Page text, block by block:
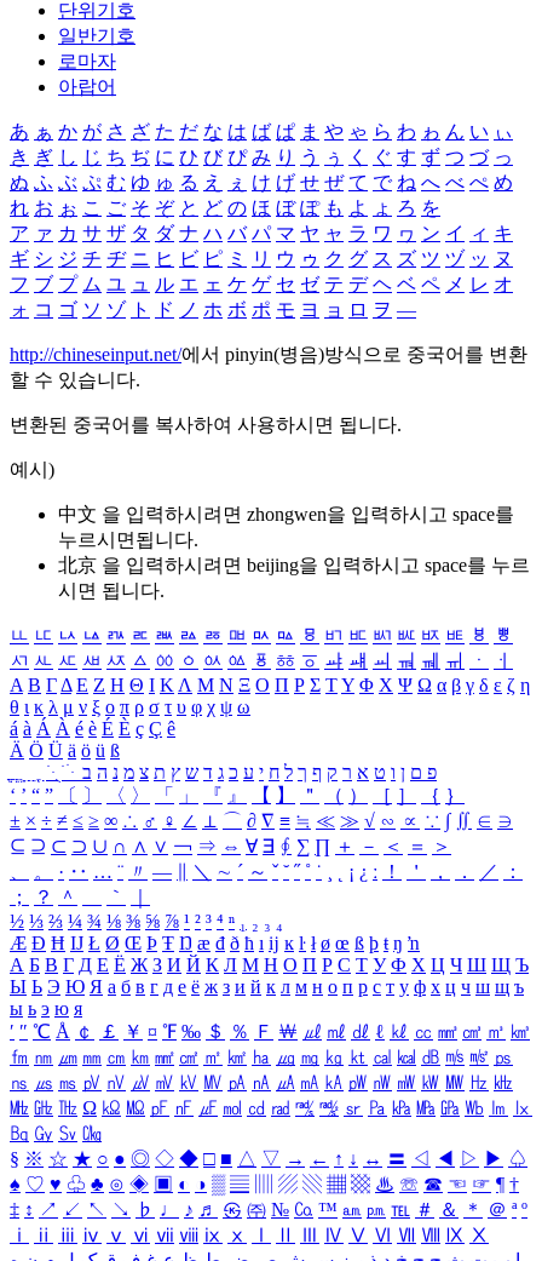
단위기호
일반기호
로마자
아랍어
あ ぁ か が さ ざ た だ な は ば ぱ ま や ゃ ら わ ゎ ん い ぃ
き ぎ し じ ち ぢ に ひ び ぴ み り う ぅ く ぐ す ず つ づ っ
ぬ ふ ぶ ぷ む ゆ ゅ る え ぇ け げ せ ぜ て で ね へ べ ぺ め
れ お ぉ こ ご そ ぞ と ど の ほ ぼ ぽ も よ ょ ろ を
ア ァ カ サ ザ タ ダ ナ ハ バ パ マ ヤ ャ ラ ワ ヮ ン イ ィ キ
ギ シ ジ チ ヂ ニ ヒ ビ ピ ミ リ ウ ゥ ク グ ス ズ ツ ヅ ッ ヌ
フ ブ プ ム ユ ュ ル エ ェ ケ ゲ セ ゼ テ デ ヘ ベ ペ メ レ オ
ォ コ ゴ ソ ゾ ト ド ノ ホ ボ ポ モ ヨ ョ ロ ヲ ―
http://chineseinput.net/에서 pinyin(병음)방식으로 중국어를 변환
할 수 있습니다.
변환된 중국어를 복사하여 사용하시면 됩니다.
예시)
中文 을 입력하시려면 zhongwen을 입력하시고 space를
누르시면됩니다.
北京 을 입력하시려면 beijing을 입력하시고 space를 누르
시면 됩니다.
ㅥ ㅦ ㅧ ㅨ ㅩ ㅪ ㅫ ㅬ ㅭ ㅮ ㅯ ㅰ ㅱ ㅲ ㅳ ㅴ ㅵ ㅶ ㅷ ㅸ
ㅹ
ㅺ ㅻ ㅼ ㅽ ㅾ ㅿ ㆀ ㆁ ㆂ ㆃ ㆄ ㆅ ㆆ ㆇ ㆈ ㆉ ㆊ ㆋ ㆌ ㆍ
ㆎ
Α Β ΓΔ Ε Ζ Η Θ Ι ΚΛ Μ Ν Ξ Ο Π Ρ Σ ΤΥ Φ Χ Ψ Ω α β γ δ ε ζ η
θ ι κ λ μ ν ξ ο π ρ σ τ υ φ χ ψ ω
á à Á À é è É È ç Ç ê
Ä Ö Ü ä ö ü ß
ִֶֹ ֻּ ׁׂ פ ם ן ו ט א ר ק ף ך ל ח י ע כ ג ד ש ץ ת צ מ נ ה ב
‘ ’ “ ” 〔 〕 〈 〉 「 」 『 』 【 】 ＂ （ ） ［ ］ ｛ ｝
± × ÷ ≠ ≤ ≥ ∞ ∴ ♂ ♀ ∠ ⊥ ⌒ ∂ ∇ ≡ ≒ ≪ ≫ √ ∽ ∝ ∵ ∫ ∬ ∈ ∋
⊆ ⊇ ⊂ ⊃ ∪ ∩ ∧ ∨ ￢ ⇒ ⇔ ∀ ∃ ∮ ∑ ∏ ＋ － ＜ ＝
＞
、
。 · ‥ … ¨ 〃 ― ＼ ∼ ´ ～ ˇ ˘ ˝ ˚ ˙ ¸ ¡ ¿ ː ！ ＇ ， ． ／
：
；
？ ＾ ｀
½ ⅓ ⅔ ¼ ¾ ⅛ ⅜ ⅝ ⅞ ¹ ² ³ ⁴ ⁿ ₁ ₂ ₃ ₄
Æ Ð Ħ Ĳ Ł Ø Œ Þ Ŧ Ŋ æ đ ð ħ ı ĳ ĸ ŀ ł ø œ ß þ ŧ ŋ ŉ
А Б В Г Д Е Ё Ж З И Й К Л М Н О П Р С Т У Ф Х Ц Ч Ш Щ Ъ
Ы Ь Э Ю Я а б в г д е ё ж з и й к л м н о п р с т у ф х ц ч ш щ ъ
ы ь э ю я
′ ″ ℃ Å ￠ ￡ ￥ ¤ ℉ ‰ ＄ ％ Ｆ ￦ ㎕ ㎖ ㎗ ℓ ㎘ ㏄ ㎣ ㎤ ㎥ ㎦
㎙ ㎚ ㎛ ㎜ ㎝ ㎞ ㎟ ㎠ ㎡ ㎢ ㏊ ㎍ ㎎ ㎏ ㏏ ㎈ ㎉ ㏈ ㎧ ㎨ ㎰
㎱ ㎲ ㎳ ㎴ ㎵ ㎶ ㎷ ㎸ ㎹ ㎀ ㎁ ㎂ ㎃ ㎄ ㎺ ㎻ ㎽ ㎾ ㎿ ㎐ ㎑
㎒ ㎓ ㎔ Ω ㏀ ㏁ ㎊ ㎋ ㎌ ㏖ ㏅ ㎭ ㎮ ㎯ ㏛ ㎩ ㎪ ㎫ ㎬ ㏝ ㏐
㏓
㏃ ㏉ ㏜ ㏆
§ ※ ☆ ★ ○ ● ◎ ◇ ◆ □ ■ △ ▽ → ← ↑ ↓ ↔ 〓 ◁ ◀ ▷ ▶ ♤
♠ ♡ ♥ ♧ ♣ ⊙ ◈ ▣ ◐ ◑ ▒ ▤ ▨ ▧ ▦ ▩ ♨ ☏ ☎ ☜ ☞ ¶ †
‡ ↕ ↗ ↙ ↖ ↘ ♭ ♩ ♪ ♬ ㉿ ㈜ № ㏇ ™ ㏂ ㏘ ℡ ＃ ＆ ＊ ＠ ª º
ⅰ
ⅱ ⅲ ⅳ ⅴ ⅵ ⅶ ⅷ ⅸ ⅹ Ⅳ Ⅴ Ⅵ Ⅶ Ⅷ Ⅸ Ⅹ